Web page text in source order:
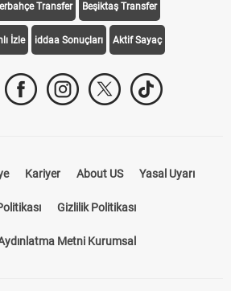
Transfer Beşiktaş Transfer
İzle iddaa Sonuçları Aktif Sayaç
Kariyer About US Yasal Uyarı
Gizlilik Politikası
Metni Kurumsal